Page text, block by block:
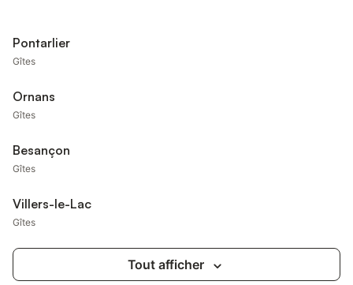
Pontarlier
Gîtes
Ornans
Gîtes
Besançon
Gîtes
Villers-le-Lac
Gîtes
Tout afficher